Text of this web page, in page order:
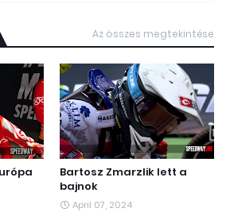
Az összes megtekintése
Bartosz Zmarzlik lett a
bajnok
April 07, 2024